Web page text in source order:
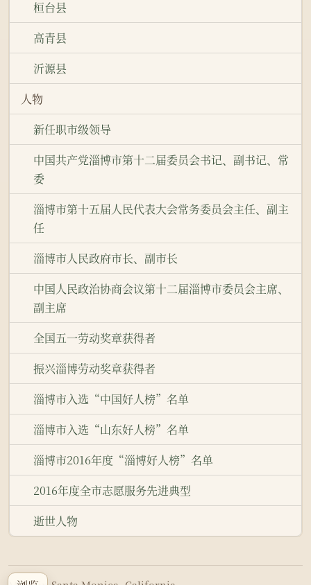
桓台县
高青县
沂源县
人物
新任职市级领导
中国共产党淄博市第十二届委员会书记、副书记、常
委
淄博市第十五届人民代表大会常务委员会主任、副主
任
淄博市人民政府市长、副市长
中国人民政治协商会议第十二届淄博市委员会主席、
副主席
全国五一劳动奖章获得者
振兴淄博劳动奖章获得者
淄博市入选“中国好人榜”名单
淄博市入选“山东好人榜”名单
淄博市2016年度“淄博好人榜”名单
2016年度全市志愿服务先进典型
逝世人物